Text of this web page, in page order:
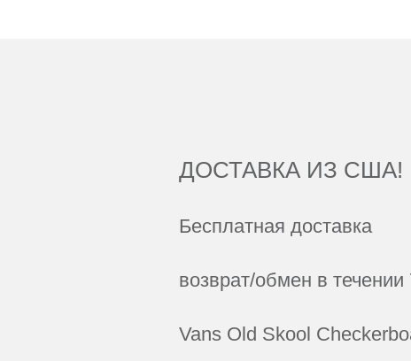
ДОСТАВКА ИЗ США!
Бесплатная доставка
возврат/обмен в
Vans Old Skool